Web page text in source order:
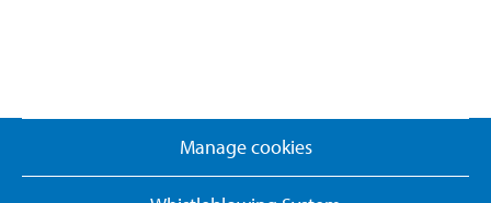
Manage cookies